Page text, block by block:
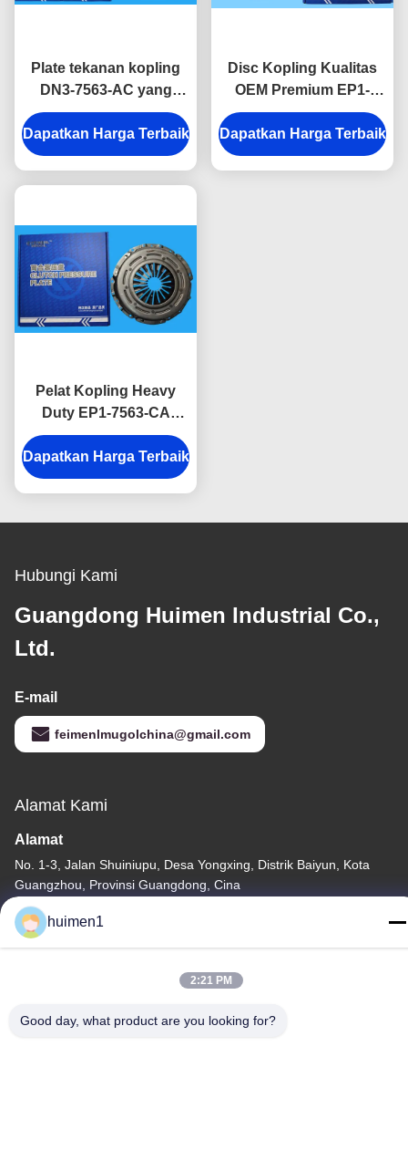
Plate tekanan kopling
DN3-7563-AC yang
dirancang dengan
presisi untuk JMC N800
4D30 untuk keterlibatan
Dapatkan Harga Terbaik
Disc Kopling Kualitas
OEM Premium EP1-
7550-AB 250mm untuk
JMC Baodian Euro IV
Long Cargo Box
Dapatkan Harga Terbaik
Pelat Kopling Heavy
Duty EP1-7563-CA
untuk Truk Pikap JMC
Baodian Euro IV.
Dapatkan Harga Terbaik
Hubungi Kami
Guangdong Huimen Industrial Co.,
Ltd.
E-mail
feimenlmugolchina@gmail.com
Alamat Kami
Alamat
No. 1-3, Jalan Shuiniupu, Desa Yongxing, Distrik Baiyun, Kota
Guangzhou, Provinsi Guangdong, Cina
Telp
86-18929562701
huimen1
2:21 PM
Good day, what product are you looking for?